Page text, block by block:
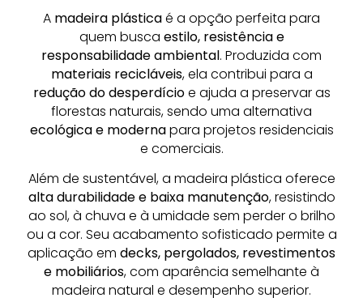
A madeira plásticaé a opção perfeita para
quem busca estilo, resistência e
responsabilidade ambiental. Produzida com
materiais recicláveis, ela contribui para a
redução do desperdícioe ajuda a preservar as
florestas naturais, sendo uma alternativa
ecológica e modernapara projetos residenciais
e comerciais.
Além de sustentável, a madeira plástica oferece
alta durabilidade e baixa manutenção, resistindo
ao sol, à chuva e à umidade sem perder o brilho
ou a cor. Seu acabamento sofisticado permite a
aplicação em decks, pergolados, revestimentos
e mobiliários, com aparência semelhante à
madeira natural e desempenho superior.